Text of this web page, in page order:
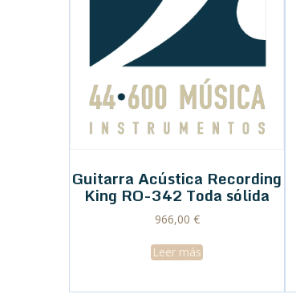
Guitarra Acústica Recording
King RO-342 Toda sólida
966,00 €
Leer más